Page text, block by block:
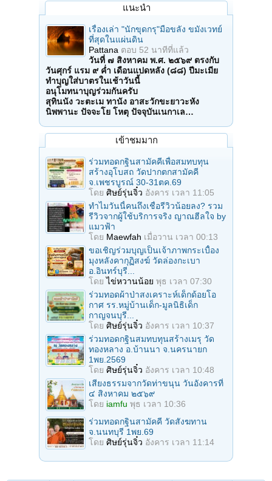
แนะนำ
เรื่องเล่า "นักขุดกรุ"มือขลัง ขมังเวทย์
ที่สุดในแผ่นดิน
Pattana ตอบ 52 นาทีที่แล้ว
วันที่ ๗ สิงหาคม พ.ศ. ๒๕๖๙ ตรงกับ
วันศุกร์ แรม ๙ ค่ำ เดือนแปดหลัง (๘๘) ปีมะเมีย
ทำบุญใส่บาตรในเช้าวันนี้
อนุโมทนาบุญร่วมกันครับ
สุทินนัง วะตะเม ทานัง อาสะวักขะยาวะหัง
นิพพานะ ปัจจะโย โหตุ ปัจจุบันเนกาเล…
เข้าชมมาก
ร่วมทอดกฐินสามัคคีเพื่อสมทบทุน
สร้างอุโบสถ วัดปากตกสามัคคี
จ.เพชรบูรณ์ 30-31ตค.69
โดย ศิษย์รุ่นจิ๋ว อังคาร เวลา 11:05
ทำไมวันนี้คนถึงเชื่อรีวิวน้อยลง? รวม
รีวิวจากผู้ใช้บริการจริง ญาณฮีลใจ by
แมวฟ้า
โดย Maewfah เมื่อวาน เวลา 00:13
ขอเชิญร่วมบุญเป็นเจ้าภาพกระเบื้อง
มุงหลังคากุฏิสงฆ์ วัดล่องกะเบา
อ.อินทร์บุรี...
โดยไข่หวานน้อย พุธ เวลา 07:30
ร่วมทอดผ้าป่าสงเคราะห์เด็กด้อยโอ
กาศ รร.หมู่บ้านเด็ก-มูลนิธิเด็ก
กาญจนบุรี...
โดย ศิษย์รุ่นจิ๋ว อังคาร เวลา 10:37
ร่วมทอดกฐินสมทบทุนสร้างเมรุ วัด
ทองหลาง อ.บ้านนา จ.นครนายก
1พย.2569
โดย ศิษย์รุ่นจิ๋ว อังคาร เวลา 10:48
เสียงธรรมจากวัดท่าขนุน วันอังคารที่
๔ สิงหาคม ๒๕๖๙
โดย iamfu พุธ เวลา 10:36
ร่วมทอดกฐินสามัคคี วัดสังฆทาน
จ.นนทบุรี 1พย.69
โดย ศิษย์รุ่นจิ๋ว อังคาร เวลา 11:14